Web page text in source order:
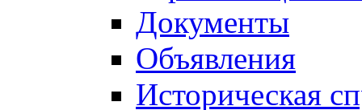
Документы
Объявления
Историческая